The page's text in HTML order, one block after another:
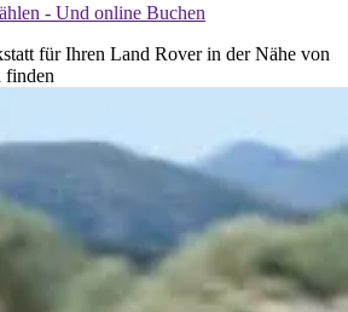
- Und online Buchen
für Ihren Land Rover in der Nähe von
finden